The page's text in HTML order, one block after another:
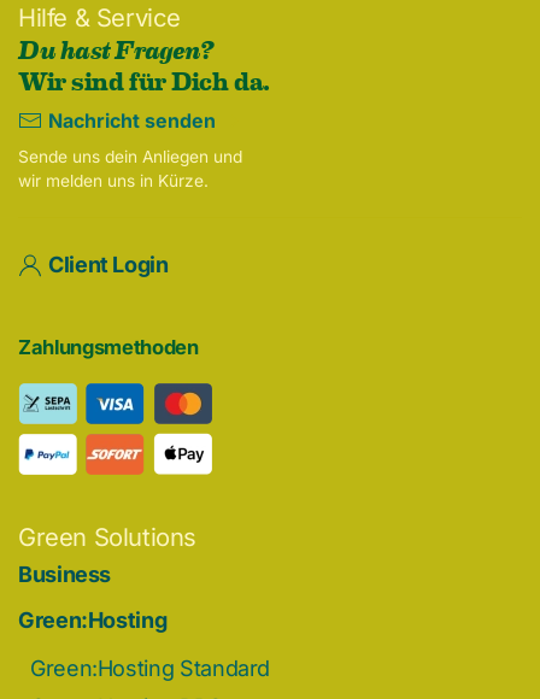
Hilfe & Service
Du hast Fragen?
Wir sind für Dich da.
Nachricht senden
Sende uns dein Anliegen und
wir melden uns in Kürze.
Client Login
Zahlungsmethoden
Green Solutions
Business
Green:Hosting
Green:Hosting Standard